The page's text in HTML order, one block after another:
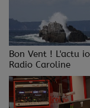
Bon Vent ! L'actu
Radio Caroline